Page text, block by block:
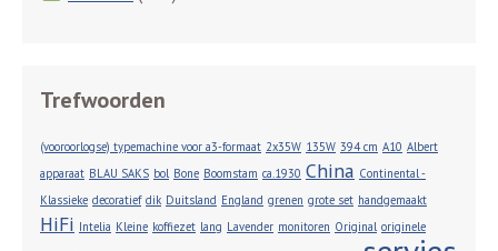
Trefwoorden
(vooroorlogse) typemachine voor a3-formaat 2x35W 135W 394 cm A10 Albert
apparaat BLAU SAKS bol Bone Boomstam ca.1930 China Continental -
Klassieke decoratief dik Duitsland England grenen grote set handgemaakt
HiFi Intelia Kleine koffiezet lang Lavender monitoren Original originele